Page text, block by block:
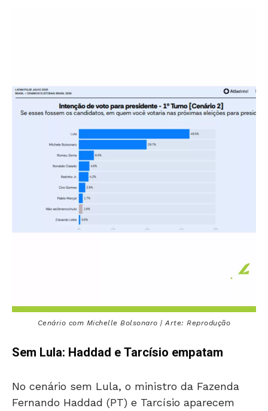
Cenário com Michelle Bolsonaro | Arte: Reprodução
Sem Lula: Haddad e Tarcísio empatam
No cenário sem Lula, o ministro da Fazenda
Fernando Haddad (PT) e Tarcísio aparecem